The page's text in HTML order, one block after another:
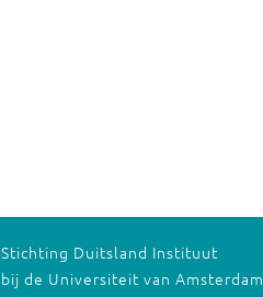
Stichting Duitsland Instituut
bij de Universiteit van Amsterdam